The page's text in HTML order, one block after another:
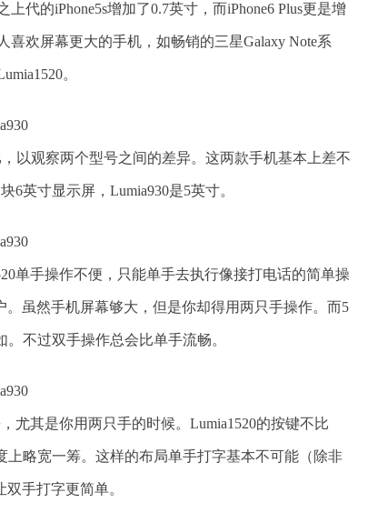
代的iPhone5s增加了0.7英寸，而iPhone6 Plus更是增
欢屏幕更大的手机，如畅销的三星Galaxy Note系
。
以观察两个型号之间的差异。这两款手机基本上差不
6英寸显示屏，Lumia930是5英寸。
单手操作不便，只能单手去执行像接打电话的简单操
虽然手机屏幕够大，但是你却得用两只手操作。而5
不过双手操作总会比单手流畅。
尤其是你用两只手的时候。Lumia1520的按键不比
上略宽一筹。这样的布局单手打字基本不可能（除非
手打字更简单。